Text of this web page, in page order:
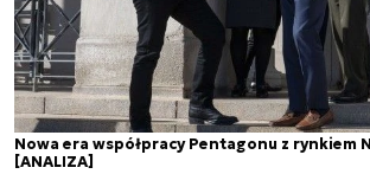
Nowa era współpracy Pentagonu z rynkiem
[ANALIZA]